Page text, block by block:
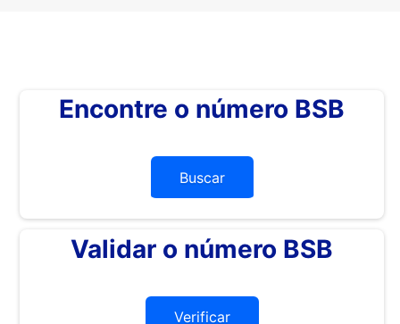
Encontre o número BSB
Buscar
Validar o número BSB
Verificar